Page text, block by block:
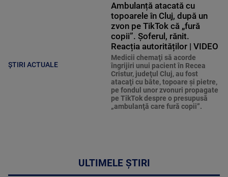
ȘTIRI ACTUALE
Ambulanță atacată cu
topoarele în Cluj, după un
zvon pe TikTok că „fură
copii”. Șoferul, rănit.
Reacția autorităților | VIDEO
Medicii chemaţi să acorde
îngrijiri unui pacient în Recea
Cristur, judeţul Cluj, au fost
atacaţi cu bâte, topoare şi pietre,
pe fondul unor zvonuri propagate
pe TikTok despre o presupusă
„ambulanţă care fură copii”.
ULTIMELE ȘTIRI